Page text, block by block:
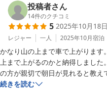
当館のお食事は地元の旬な食材
えてご案内していますので、違
とはまた違った内容のお食事を
是非次回も当館にお越しいただ
いです。
ありがとうございました。
TOTOシーウインド淡路 豊島
投稿者さん
14件のクチコミ
5 2025年10月18日
レジャー 一人 2025年10月宿泊
かなり山の上まで車で上がりま
上まで上がるのかと納得しまし
の方が親切で朝日が見れると教え
朝日を8階からとレストランフロ
続きを読む